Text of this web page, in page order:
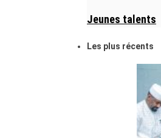
Jeunes talents
Les plus récents